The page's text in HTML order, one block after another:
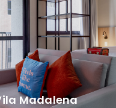
Madalena